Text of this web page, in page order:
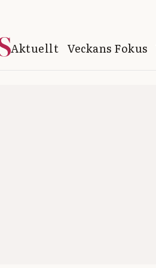
Aktuellt Veckans Fokus